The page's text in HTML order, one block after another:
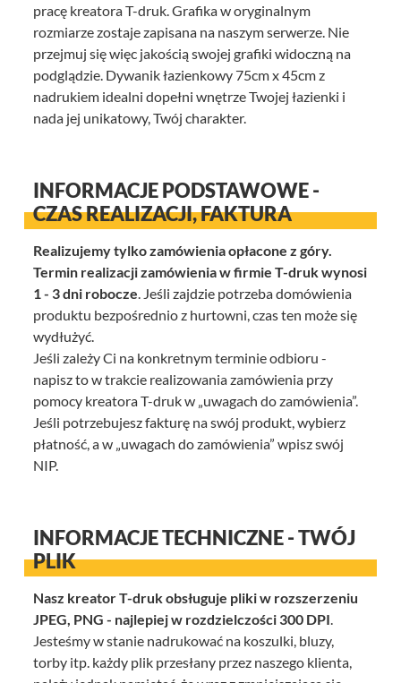
pracę kreatora T-druk. Grafika w oryginalnym
rozmiarze zostaje zapisana na naszym serwerze. Nie
przejmuj się więc jakością swojej grafiki widoczną na
podglądzie. Dywanik łazienkowy 75cm x 45cm z
nadrukiem idealni dopełni wnętrze Twojej łazienki i
nada jej unikatowy, Twój charakter.
INFORMACJE PODSTAWOWE -
CZAS REALIZACJI, FAKTURA
Realizujemy tylko zamówienia opłacone z góry.
Termin realizacji zamówienia w firmie T-druk wynosi
1 - 3 dni robocze. Jeśli zajdzie potrzeba domówienia
produktu bezpośrednio z hurtowni, czas ten może się
wydłużyć.
Jeśli zależy Ci na konkretnym terminie odbioru -
napisz to w trakcie realizowania zamówienia przy
pomocy kreatora T-druk w „uwagach do zamówienia”.
Jeśli potrzebujesz fakturę na swój produkt, wybierz
płatność, a w „uwagach do zamówienia” wpisz swój
NIP.
INFORMACJE TECHNICZNE - TWÓJ
PLIK
Nasz kreator T-druk obsługuje pliki w rozszerzeniu
JPEG, PNG - najlepiej w rozdzielczości 300 DPI.
Jesteśmy w stanie nadrukować na koszulki, bluzy,
torby itp. każdy plik przesłany przez naszego klienta,